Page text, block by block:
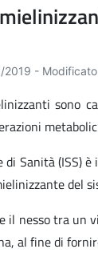
2019 -
sono
Sanità (ISS)
del
il nesso tra
al fine di